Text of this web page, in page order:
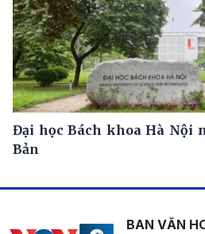
Đại học Bách khoa Hà Nội
Bản
BAN VĂN